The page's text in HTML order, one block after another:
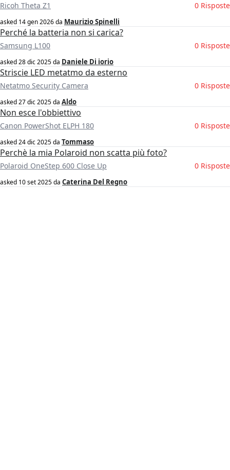
Ricoh Theta Z1 0 Risposte
asked 14 gen 2026da Maurizio Spinelli
Perché la batteria non si carica?
Samsung L100 0 Risposte
asked28 dic 2025da Daniele Di iorio
Striscie LED metatmo da esterno
Netatmo Security Camera 0 Risposte
asked27 dic 2025da Aldo
Non esce l'obbiettivo
Canon PowerShot ELPH 180 0 Risposte
asked24 dic 2025da Tommaso
Perchè la mia Polaroid non scatta più foto?
Polaroid OneStep 600 Close Up 0 Risposte
asked 10 set 2025da Caterina Del Regno